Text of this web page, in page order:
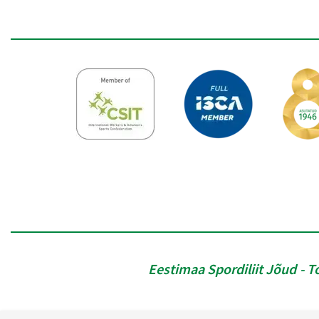
Eestimaa Spordiliit Jõud